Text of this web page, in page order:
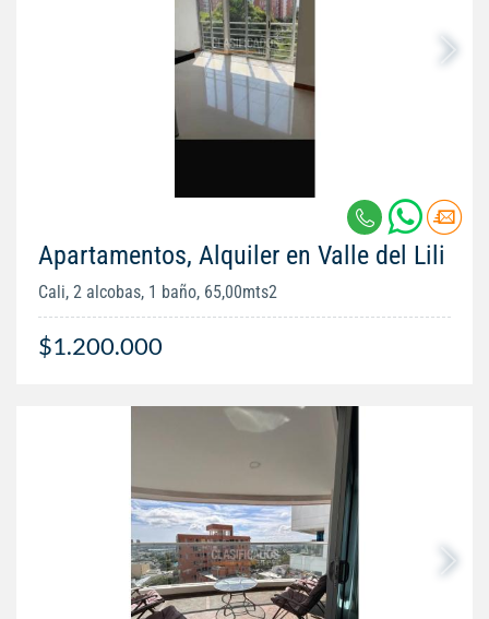
Apartamentos, Alquiler en Valle del Lili
Cali, 2 alcobas, 1 baño, 65,00mts2
$1.200.000